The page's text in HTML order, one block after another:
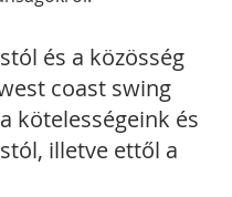
és a közösség
coast swing
kötelességeink és
illetve ettől a